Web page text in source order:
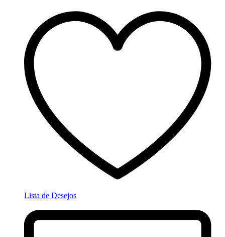
Lista de Desejos